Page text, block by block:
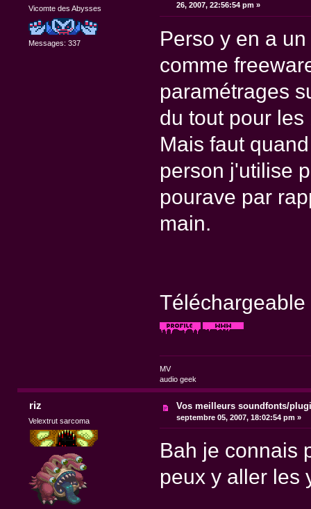
Vicomte des Abysses
Messages: 337
26, 2007, 22:56:54 pm »
Perso y en a
comme
paramétrages
du tout pour
Mais faut
person j'utilise
pourave par
main.
MV
audio geek
riz
Velextrut sarcoma
Vos meilleurs soundfonts/
septembre 05, 2007, 18:02:54 pm »
Bah je connais
peux y aller les